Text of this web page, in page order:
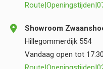
Route Openingstijden
Showroom
Hillegommerdijk 554
Vandaag open tot